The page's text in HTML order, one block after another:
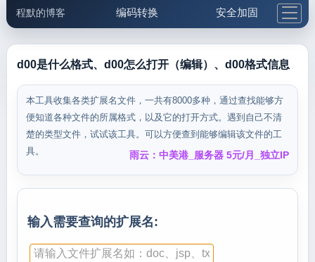
程默的博客 编码转换 安全加固
邮件工具 生活便民 更多工具
5.1支付宝大红包
d00是什么格式、d00怎么打开（编辑）、d00格式信息
本工具收集各类扩展名文件，一共有8000多种，通过查找能够方
便知道各种文件的所属格式，以及它的打开方式。遇到自己不清
楚的类型文件，试试该工具。可以方便查到能够编辑该文件的工
具。
雨云：中美港_服务器 5元/月_独立IP
输入需要查询的扩展名: